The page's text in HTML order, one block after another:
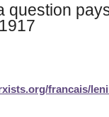
question
francais/